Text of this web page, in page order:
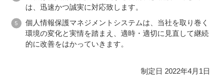
は、迅速かつ誠実に対応致します。
個人情報保護マネジメントシステムは、当社を取り巻く
環境の変化と実情を踏まえ、適時・適切に見直して継続
的に改善をはかっていきます。
制定日 2022年4月1日